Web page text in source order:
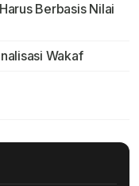
Berbasis Nilai
Wakaf